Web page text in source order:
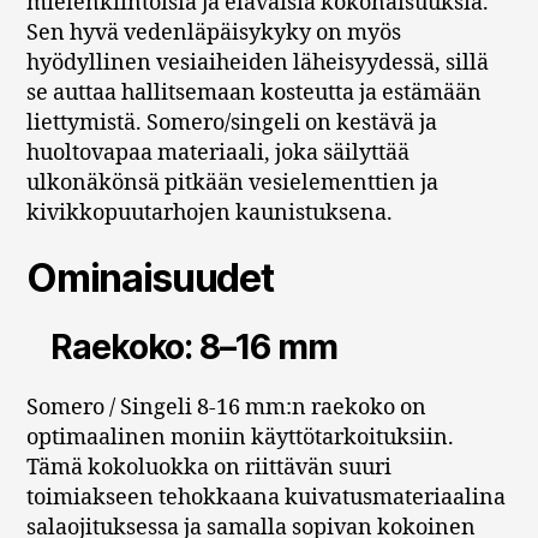
Sen hyvä vedenläpäisykyky on myös
hyödyllinen vesiaiheiden läheisyydessä, sillä
se auttaa hallitsemaan kosteutta ja estämään
liettymistä. Somero/singeli on kestävä ja
huoltovapaa materiaali, joka säilyttää
ulkonäkönsä pitkään vesielementtien ja
kivikkopuutarhojen kaunistuksena.
Ominaisuudet
Raekoko: 8–16 mm
Somero / Singeli 8-16 mm:n raekoko on
optimaalinen moniin käyttötarkoituksiin.
Tämä kokoluokka on riittävän suuri
toimiakseen tehokkaana kuivatusmateriaalina
salaojituksessa ja samalla sopivan kokoinen